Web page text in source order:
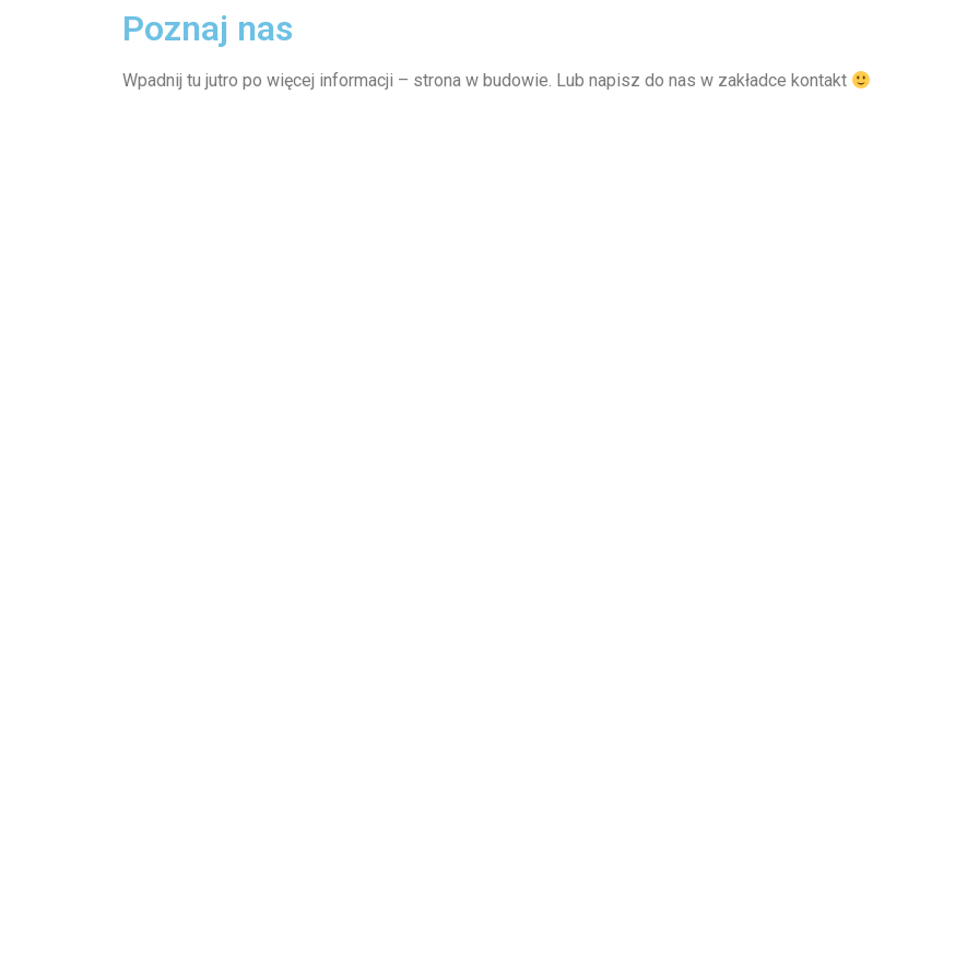
Poznaj nas
Wpadnij tu jutro po więcej informacji – strona w budowie. Lub napisz do nas w zakładce kontakt